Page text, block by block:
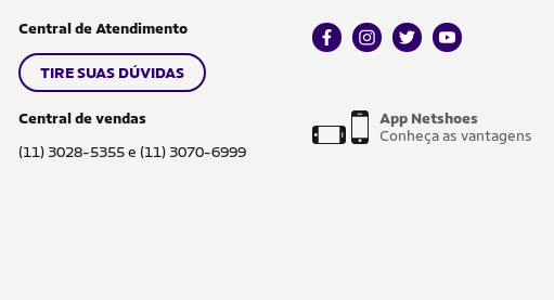
Central de Atendimento
TIRE SUAS DÚVIDAS
Central de vendas
(11) 3028-5355 e (11) 3070-6999
facebookinstagram
twitteryoutube
App Netshoes
Conheça as vantagens